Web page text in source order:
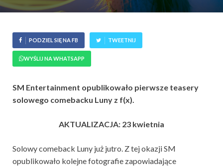
PODZIEL SIĘ NA FB TWEETNIJ
WYŚLIJ NA WHATSAPP
SM Entertainment opublikowało pierwsze teasery
solowego comebacku Luny z f(x).
AKTUALIZACJA: 23 kwietnia
Solowy comeback Luny już jutro. Z tej okazji SM
opublikowało kolejne fotografie zapowiadające